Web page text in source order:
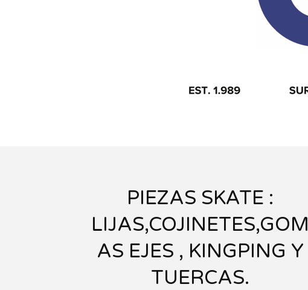
PIEZAS SKATE :
LIJAS,COJINETES,GOM
AS EJES , KINGPING Y
TUERCAS.